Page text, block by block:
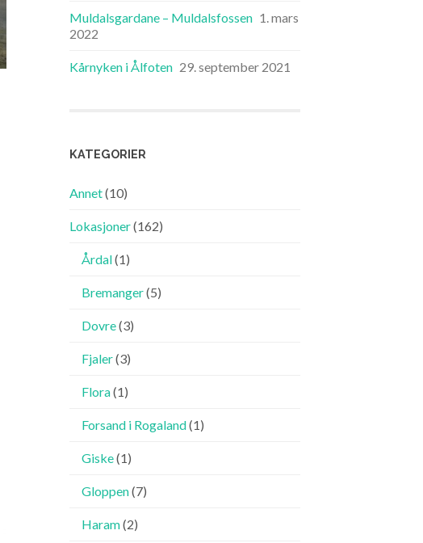
Muldalsgardane – Muldalsfossen 1. mars
2022
Kårnyken i Ålfoten 29. september 2021
KATEGORIER
Annet(10)
Lokasjoner(162)
Årdal(1)
Bremanger(5)
Dovre(3)
Fjaler(3)
Flora(1)
Forsand i Rogaland(1)
Giske(1)
Gloppen(7)
Haram(2)